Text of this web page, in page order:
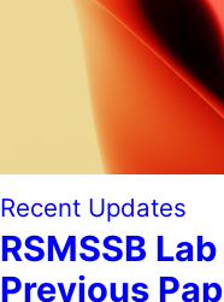
Recent Updates
RSMSSB
Previous